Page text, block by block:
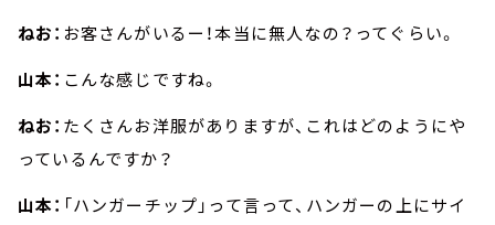
ねお： お客さんがいるー！本当に無人なの？ってぐらい。
山本： こんな感じですね。
ねお： たくさんお洋服がありますが、これはどのようにや
っているんですか？
山本： 「ハンガーチップ」って言って、ハンガーの上にサイ